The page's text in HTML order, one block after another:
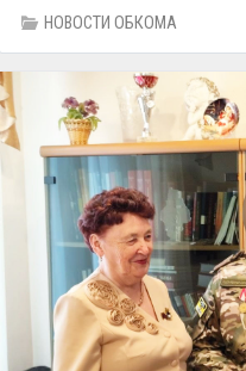
«Вечная память
НОВОСТИ ОБКОМА